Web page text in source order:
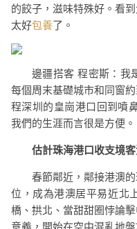
的餃子，滋味特殊好。看
太好包養了。
邊疆搭客 程密斯：我
每個周末基礎城市和同窗
程深圳的皇崗港口回到噴
我們的生涯而言很是方便。
估計珠海港口收支境
春節鄰近，鄰接港澳
位，成為港澳居平易近北
橋、拱北、當甜甜圈悖論